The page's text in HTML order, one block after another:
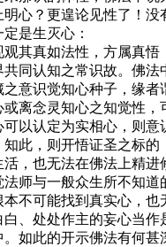
心？更遑论见性了！
是生灭心：
真如法性，方属真悟
同认知之常识故。佛
意识觉知心种子，缘
离念灵知心之知觉性
以认定为实相心，则
此，则开悟证圣之标
也无法在佛法上精进
师与一般众生所不知
不可能找到真实心，
处处作主的妄心当作
如此的开示佛法有何